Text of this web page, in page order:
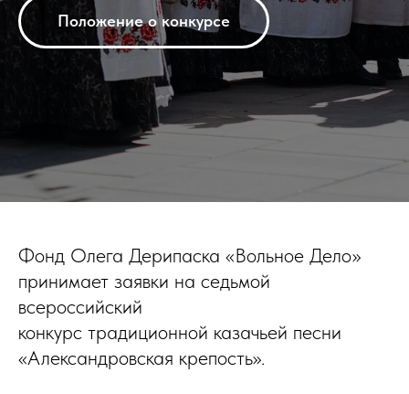
Положение о конкурсе
Фонд Олега Дерипаска «Вольное Дело»
принимает заявки на седьмой
всероссийский
конкурс традиционной казачьей песни
«Александровская крепость».